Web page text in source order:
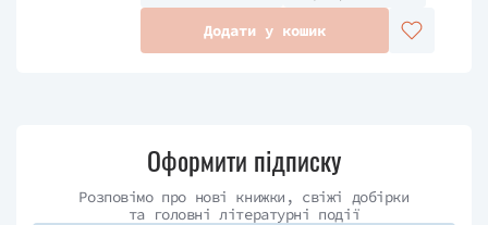
Додати у кошик
Оформити підписку
Розповімо про нові книжки, свіжі добірки
та головні літературні події